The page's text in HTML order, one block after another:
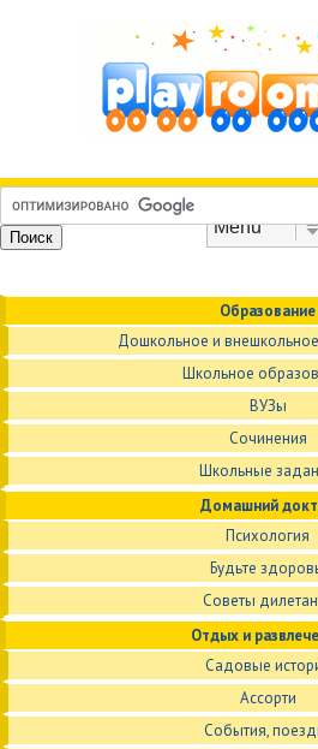
Образование
Дошкольное и
Школьное
ВУЗы
Сочинения
Школьные
Домашний
Психология
Будьте
Советы
Отдых и
Садовые
Ассорти
События,